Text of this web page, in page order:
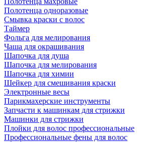
Полотенца одноразовые
Смывка краски с волос
Таймер
Фольга для мелирования
Чаша для окрашивания
Шапочка для душа
Шапочка для мелирования
Шапочка для химии
Шейкер для смешивания краски
Электронные весы
Парикмахерские инструменты
Запчасти к машинкам для стрижки
Машинки для стрижки
Плойки для волос профессиональные
Профессиональные фены для волос